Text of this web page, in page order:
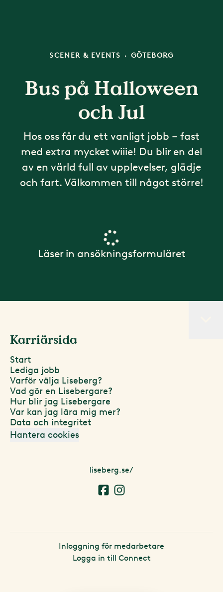
SCENER & EVENTS · GÖTEBORG
Bus på Halloween
och Jul
Hos oss får du ett vanligt jobb – fast
med extra mycket wiiie! Du blir en del
av en värld full av upplevelser, glädje
och fart. Välkommen till något större!
Läser in ansökningsformuläret
Karriärsida
Start
Lediga jobb
Varför välja Liseberg?
Vad gör en Lisebergare?
Hur blir jag Lisebergare
Var kan jag lära mig mer?
Data och integritet
Hantera cookies
liseberg.se/
Inloggning för medarbetare
Logga in till Connect